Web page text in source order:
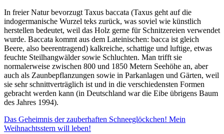
In freier Natur bevorzugt Taxus baccata (Taxus geht auf die
indogermanische Wurzel teks zurück, was soviel wie künstlich
herstellen bedeutet, weil das Holz gerne für Schnitzereien verwendet
wurde. Baccata kommt aus dem Lateinischen: bacca ist gleich
Beere, also beerentragend) kalkreiche, schattige und luftige, etwas
feuchte Steilhangwälder sowie Schluchten. Man trifft sie
normalerweise zwischen 800 und 1850 Metern Seehöhe an, aber
auch als Zaunbepflanzungen sowie in Parkanlagen und Gärten, weil
sie sehr schnittverträglich ist und in die verschiedensten Formen
gebracht werden kann (in Deutschland war die Eibe übrigens Baum
des Jahres 1994).
Das Geheimnis der zauberhaften Schneeglöckchen! Mein
Weihnachtsstern will leben!